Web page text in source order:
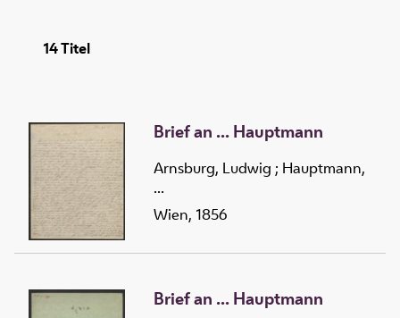
14Titel
Brief an ... Hauptmann
Arnsburg, Ludwig ; Hauptmann,
...
Wien, 1856
Brief an ... Hauptmann